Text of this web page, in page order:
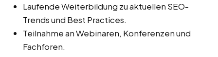
Laufende Weiterbildung zu aktuellen SEO-
Trends und Best Practices.
Teilnahme an Webinaren, Konferenzen und
Fachforen.